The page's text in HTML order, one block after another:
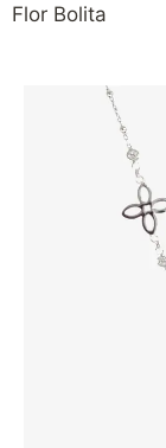
Flor Bolita